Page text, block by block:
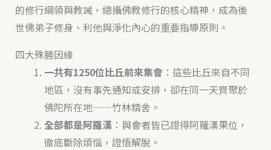
的修行綱領與教誡，總攝佛教修行的核心精神，成為後
世佛弟子修身、利他與淨化內心的重要指導原則。
四大殊勝因緣
一共有1250位比丘前來集會：這些比丘來自不同
地區，沒有事先通知或安排，卻在同一天齊聚於
佛陀所在地——竹林精舍。
全部都是阿羅漢：與會者皆已證得阿羅漢果位，
徹底斷除煩惱，證悟解脫。